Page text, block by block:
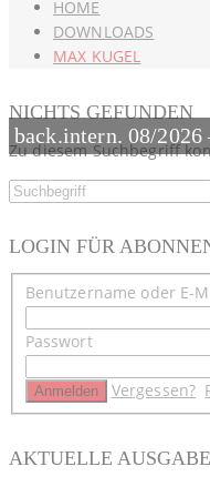
HOME
DOWNLOADS
MAX KUGEL
NICHTS GEFUNDEN
Zu diesem Suchbegriff
LOGIN FÜR
Benutzername oder E-
Passwort
Vergessen?
AKTUELLE AUSGABE
back.intern. 08/2026